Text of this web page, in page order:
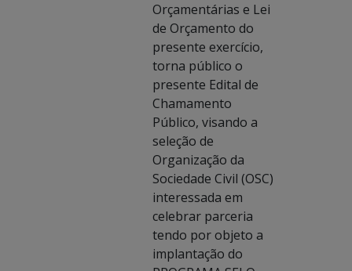
Orçamentárias e Lei
de Orçamento do
presente exercício,
torna público o
presente Edital de
Chamamento
Público, visando a
seleção de
Organização da
Sociedade Civil (OSC)
interessada em
celebrar parceria
tendo por objeto a
implantação do